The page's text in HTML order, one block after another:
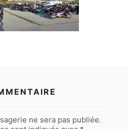
ne sera pas publiée.